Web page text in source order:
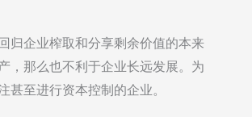
归企业榨取和分享剩余价值的本来
，那么也不利于企业长远发展。为
至进行资本控制的企业。